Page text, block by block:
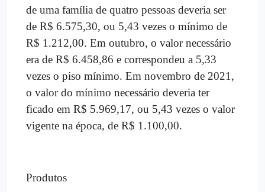
de uma família de quatro pessoas deveria ser
de R$ 6.575,30, ou 5,43 vezes o mínimo de
R$ 1.212,00. Em outubro, o valor necessário
era de R$ 6.458,86 e correspondeu a 5,33
vezes o piso mínimo. Em novembro de 2021,
o valor do mínimo necessário deveria ter
ficado em R$ 5.969,17, ou 5,43 vezes o valor
vigente na época, de R$ 1.100,00.
Produtos